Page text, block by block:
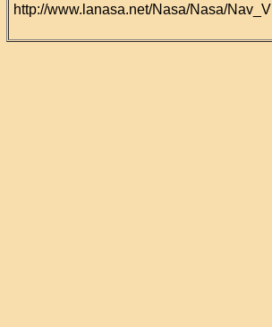
http://www.lanasa.net/Nasa/Nasa/